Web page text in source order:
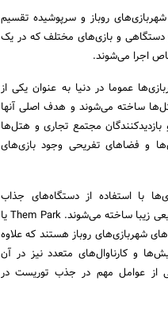
روباز و سرپوشیده تقسیم
دستگاهی و بازی‌های مختلف که در یک
اجرا می‌شوند.
عموما در دنیا به عنوان یکی از
ساخته می‌شوند و هدف اصلی آنها
مجتمع تجاری و هتل‌ها
و فضا‌های تفریحی وجود بازی‌های
با استفاده از دستگاه‌های جذاب
مکانیکی در محیط‌های با ویژگی‌های طبیعی زیبا ساخته می‌شوند. Them Park یا
شهربازی‌های روباز هستند که علاوه
و کارناوال‌های متعدد نیز در آن
از عوامل مهم در جذب توریست در